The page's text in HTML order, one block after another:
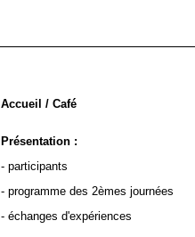
Accueil / Café
Présentation :
- participants
- programme des 2èmes journées
- échanges d'expériences